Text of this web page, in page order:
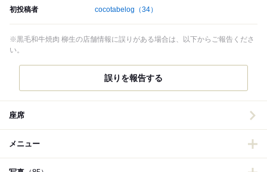
初投稿者 cocotabelog （34）
※黒毛和牛焼肉 柳生の店舗情報に誤りがある場合は、以下からご報告くださ
い。
誤りを報告する
座席
メニュー